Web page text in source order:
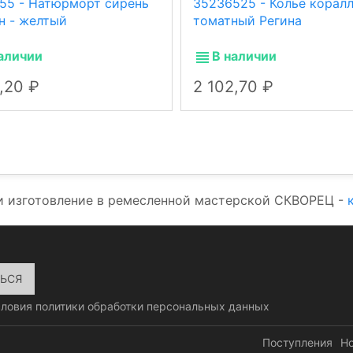
- Натюрморт сирень
- желтый
35236525 - Колье коралл
томатный Регина
В наличии
2 102,70
изготовление в ремесленной мастерской СКВОРЕЦ -
политики обработки персональных данных
Поступления